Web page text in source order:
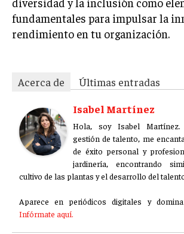
fundamentales para impulsar la
rendimiento en tu organización.
Acerca de
Últimas entradas
Isabel Martínez
Hola, soy Isabel
gestión de talento, me
de éxito personal y
jardinería, encontrando
cultivo de las plantas y el desarrollo del
Aparece en periódicos digitales y
Infórmate aquí.